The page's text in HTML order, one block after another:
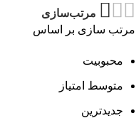
مرتب‌سازی
مرتب سازی بر اساس
محبوبیت
متوسط امتیاز
جدیدترین